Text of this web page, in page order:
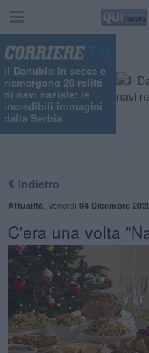
Il Danubio in secca e
riemergono 20 relitti
di navi naziste: le
incredibili immagini
dalla Serbia
Indietro
Attualità Venerdì 04 Dicembre
C'era una volta